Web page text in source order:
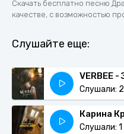
Скачать бесплатно песню
качестве, с возможностью
Слушайте еще:
VERBEE -
Слушали:
Карина
Слушали: 1